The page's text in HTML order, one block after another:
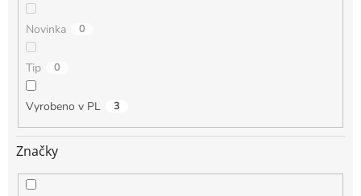
Novinka 0
Tip 0
Vyrobeno v PL 3
Značky